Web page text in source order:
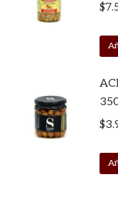
$
$